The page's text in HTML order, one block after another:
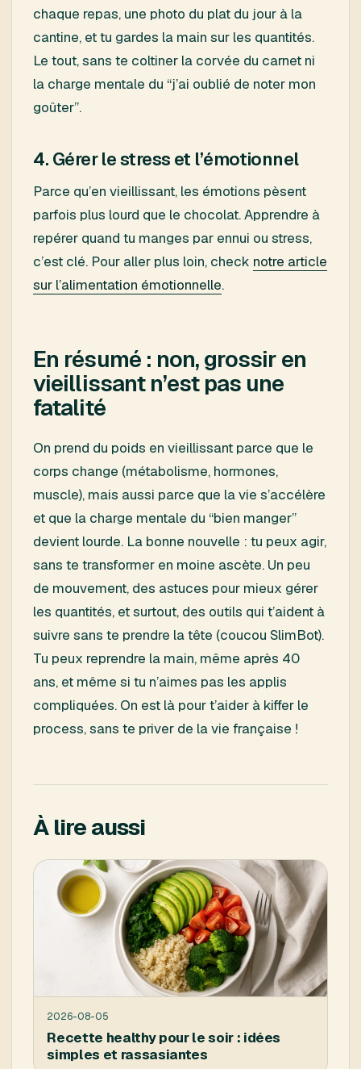
chaque repas, une photo du plat du jour à la
cantine, et tu gardes la main sur les quantités.
Le tout, sans te coltiner la corvée du carnet ni
la charge mentale du “j’ai oublié de noter mon
goûter”.
4. Gérer le stress et l’émotionnel
Parce qu’en vieillissant, les émotions pèsent
parfois plus lourd que le chocolat. Apprendre à
repérer quand tu manges par ennui ou stress,
c’est clé. Pour aller plus loin, check notre article
sur l’alimentation émotionnelle.
En résumé : non, grossir en
vieillissant n’est pas une
fatalité
On prend du poids en vieillissant parce que le
corps change (métabolisme, hormones,
muscle), mais aussi parce que la vie s’accélère
et que la charge mentale du “bien manger”
devient lourde. La bonne nouvelle : tu peux agir,
sans te transformer en moine ascète. Un peu
de mouvement, des astuces pour mieux gérer
les quantités, et surtout, des outils qui t’aident à
suivre sans te prendre la tête (coucou SlimBot).
Tu peux reprendre la main, même après 40
ans, et même si tu n’aimes pas les applis
compliquées. On est là pour t’aider à kiffer le
process, sans te priver de la vie française !
À lire aussi
2026-08-05
Recette healthy pour le soir : idées
simples et rassasiantes